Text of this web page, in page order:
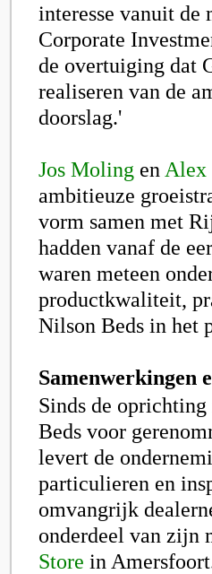
interesse vanuit de
Corporate
de overtuiging dat
realiseren van de
doorslag.'
Jos Moling en Alex
ambitieuze
vorm samen met
hadden vanaf de
waren meteen
productkwaliteit,
Nilson Beds in het
Samenwerkingen
Sinds de
Beds voor
levert de
particulieren en
omvangrijk
onderdeel van zijn
Store in